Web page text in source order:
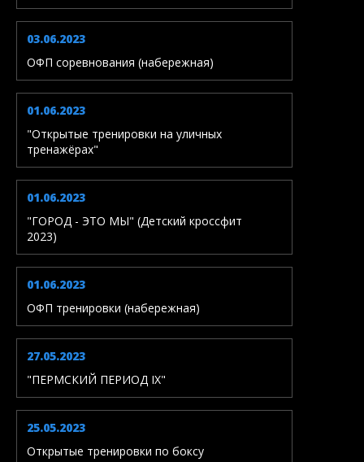
03.06.2023
ОФП соревнования (набережная)
01.06.2023
"Открытые тренировки на уличных
тренажёрах"
01.06.2023
"ГОРОД - ЭТО МЫ" (Детский кроссфит
2023)
01.06.2023
ОФП тренировки (набережная)
27.05.2023
"ПЕРМСКИЙ ПЕРИОД IX"
25.05.2023
Открытые тренировки по боксу